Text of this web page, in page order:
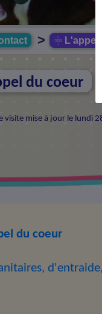
> L'appel
du coeur
visite mise à jour le lundi
du coeur